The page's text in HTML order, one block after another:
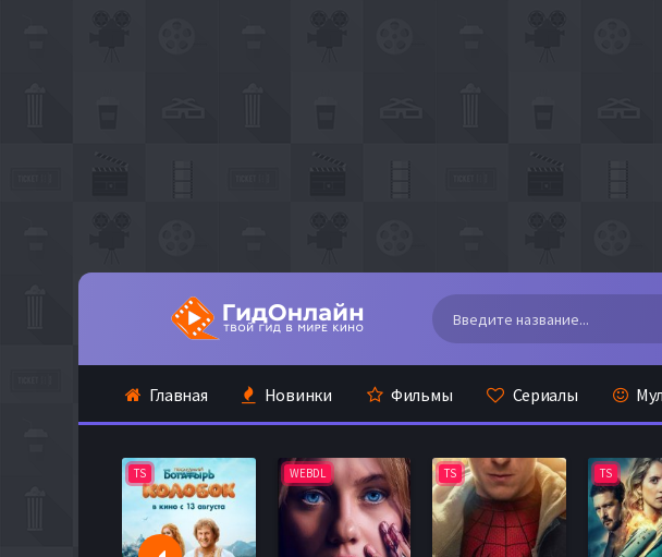
Главная Новинки Фильмы Сериалы
TS WEBDL TS TS